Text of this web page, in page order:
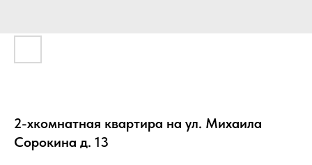
2-хкомнатная квартира на ул. Михаила
Сорокина д. 13